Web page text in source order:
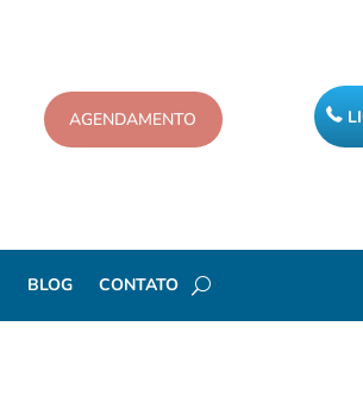
AGENDAMENTO
BLOG CONTATO